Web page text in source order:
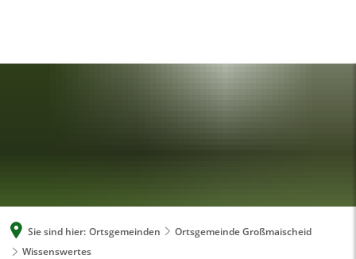
Sie sind hier: Ortsgemeinden
Ortsgemeinde Großmaischeid
Wissenswertes